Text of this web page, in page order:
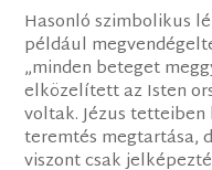
Hasonló szimbolikus
például
„minden beteget
elközelített az Isten
voltak. Jézus tetteiben
teremtés megtartása,
viszont csak